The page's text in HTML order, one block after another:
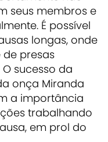
seus membros e
É possível
longas, onde
presas
sucesso da
onça Miranda
a importância
trabalhando
em prol do